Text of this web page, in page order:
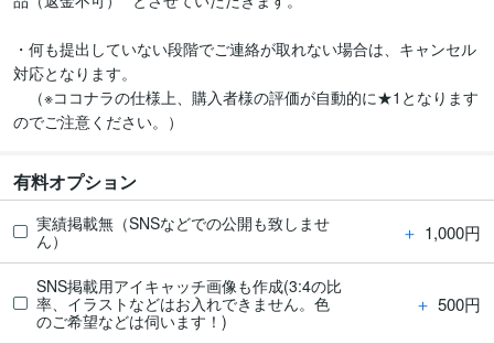
・何も提出していない段階でご連絡が取れない場合は、キャンセル
対応となります。
（※ココナラの仕様上、購入者様の評価が自動的に★1となります
有料オプション
実績掲載無（SNSなどでの公開も致しませ
ん）
＋ 1,000円
SNS掲載用アイキャッチ画像も作成(3:4の比
率、イラストなどはお入れできません。色
のご希望などは伺います！)
＋ 500円